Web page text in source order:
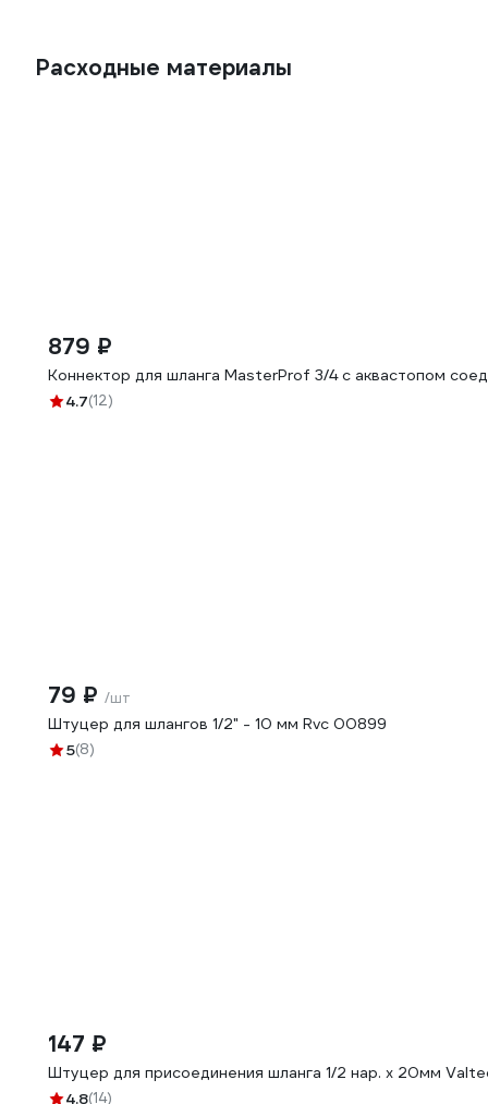
Расходные материалы
879 ₽
Коннектор для шланга MasterProf 3/4 с аквастопом
4.7(12)
79 ₽ /шт
Штуцер для шлангов 1/2" - 10 мм Rvc 00899
5(8)
147 ₽
Штуцер для присоединения шланга 1/2 нар. х 20мм
4.8(14)